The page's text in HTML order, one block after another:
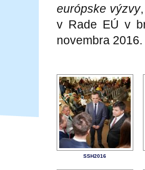
európske výzvy
v Rade EÚ v
novembra 2016.
SSH2016